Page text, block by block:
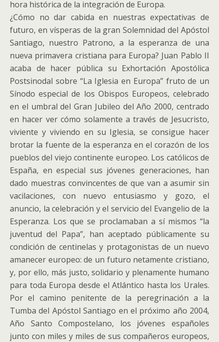
hora histórica de la integración de Europa.
¿Cómo no dar cabida en nuestras expectativas de
futuro, en vísperas de la gran Solemnidad del Apóstol
Santiago, nuestro Patrono, a la esperanza de una
nueva primavera cristiana para Europa? Juan Pablo II
acaba de hacer pública su Exhortación Apostólica
Postsinodal sobre “La Iglesia en Europa” fruto de un
Sínodo especial de los Obispos Europeos, celebrado
en el umbral del Gran Jubileo del Año 2000, centrado
en hacer ver cómo solamente a través de Jesucristo,
viviente y viviendo en su Iglesia, se consigue hacer
brotar la fuente de la esperanza en el corazón de los
pueblos del viejo continente europeo. Los católicos de
España, en especial sus jóvenes generaciones, han
dado muestras convincentes de que van a asumir sin
vacilaciones, con nuevo entusiasmo y gozo, el
anuncio, la celebración y el servicio del Evangelio de la
Esperanza. Los que se proclamaban a sí mismos “la
juventud del Papa”, han aceptado públicamente su
condición de centinelas y protagonistas de un nuevo
amanecer europeo: de un futuro netamente cristiano,
y, por ello, más justo, solidario y plenamente humano
para toda Europa desde el Atlántico hasta los Urales.
Por el camino penitente de la peregrinación a la
Tumba del Apóstol Santiago en el próximo año 2004,
Año Santo Compostelano, los jóvenes españoles
junto con miles y miles de sus compañeros europeos,